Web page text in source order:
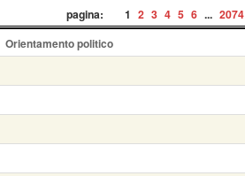
pagina: 1 2 3 4 5 6 ... 2074
Orientamento politico